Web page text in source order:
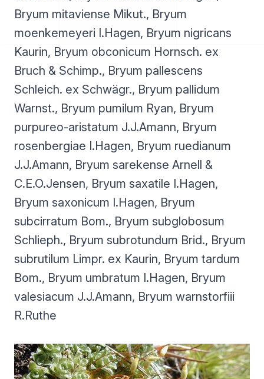
Bryum mitaviense Mikut., Bryum
moenkemeyeri I.Hagen, Bryum nigricans
Kaurin, Bryum obconicum Hornsch. ex
Bruch & Schimp., Bryum pallescens
Schleich. ex Schwägr., Bryum pallidum
Warnst., Bryum pumilum Ryan, Bryum
purpureo-aristatum J.J.Amann, Bryum
rosenbergiae I.Hagen, Bryum ruedianum
J.J.Amann, Bryum sarekense Arnell &
C.E.O.Jensen, Bryum saxatile I.Hagen,
Bryum saxonicum I.Hagen, Bryum
subcirratum Bom., Bryum subglobosum
Schlieph., Bryum subrotundum Brid., Bryum
subrutilum Limpr. ex Kaurin, Bryum tardum
Bom., Bryum umbratum I.Hagen, Bryum
valesiacum J.J.Amann, Bryum warnstorfiii
R.Ruthe